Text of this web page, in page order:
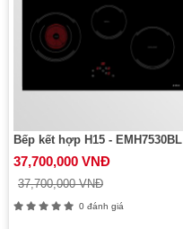
Bếp kết hợp H15 - EMH7530BL
37,700,000 VNĐ
37,700,000 VNĐ
0 đánh giá